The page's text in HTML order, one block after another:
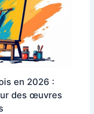
en 2026 :
des œuvres